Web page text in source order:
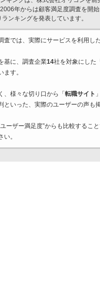
年からは顧客満足度調査を開始
ンキングを発表しています。
査では、実際にサービスを利用し
基に、調査企業14社を対象にした「
ます。
、様々な切り口から「 転職サイト
といった、実際のユーザーの声も
ーザー満足度”からも比較すること
。